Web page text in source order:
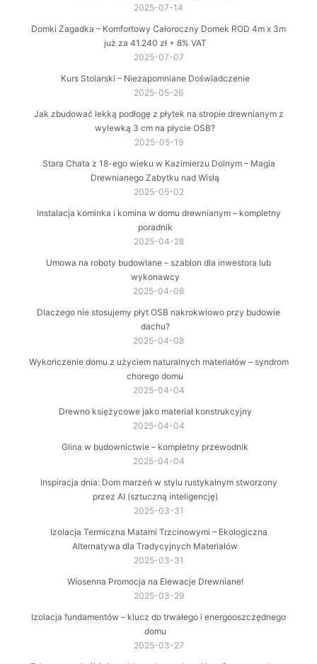
2025-07-14
Domki Zagadka – Komfortowy Całoroczny Domek ROD 4m x 3m
już za 41.240 zł + 8% VAT
2025-07-07
Kurs Stolarski – Niezapomniane Doświadczenie
2025-05-26
Jak zbudować lekką podłogę z płytek na stropie drewnianym z
wylewką 3 cm na płycie OSB?
2025-05-19
Stara Chata z 18-ego wieku w Kazimierzu Dolnym – Magia
Drewnianego Zabytku nad Wisłą
2025-05-02
Instalacja kominka i komina w domu drewnianym – kompletny
poradnik
2025-04-28
Umowa na roboty budowlane – szablon dla inwestora lub
wykonawcy
2025-04-08
Dlaczego nie stosujemy płyt OSB nakrokwiowo przy budowie
dachu?
2025-04-08
Wykończenie domu z użyciem naturalnych materiałów – syndrom
chorego domu
2025-04-04
Drewno księżycowe jako materiał konstrukcyjny
2025-04-04
Glina w budownictwie – kompletny przewodnik
2025-04-04
Inspiracja dnia: Dom marzeń w stylu rustykalnym stworzony
przez AI (sztuczną inteligencję)
2025-03-31
Izolacja Termiczna Matami Trzcinowymi – Ekologiczna
Alternatywa dla Tradycyjnych Materiałów
2025-03-31
Wiosenna Promocja na Elewacje Drewniane!
2025-03-29
Izolacja fundamentów – klucz do trwałego i energooszczędnego
domu
2025-03-27